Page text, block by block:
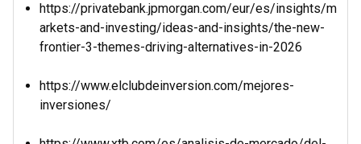
https://privatebank.jpmorgan.com/eur/es/insights/m
arkets-and-investing/ideas-and-insights/the-new-
frontier-3-themes-driving-alternatives-in-2026
https://www.elclubdeinversion.com/mejores-
inversiones/